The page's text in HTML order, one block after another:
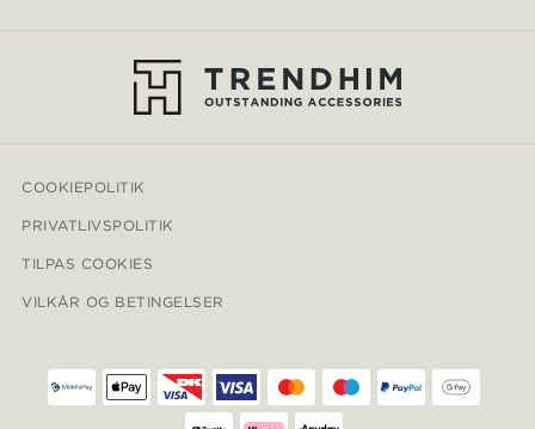
COOKIEPOLITIK
PRIVATLIVSPOLITIK
TILPAS COOKIES
VILKÅR OG BETINGELSER